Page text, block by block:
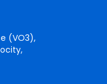
(VO3),